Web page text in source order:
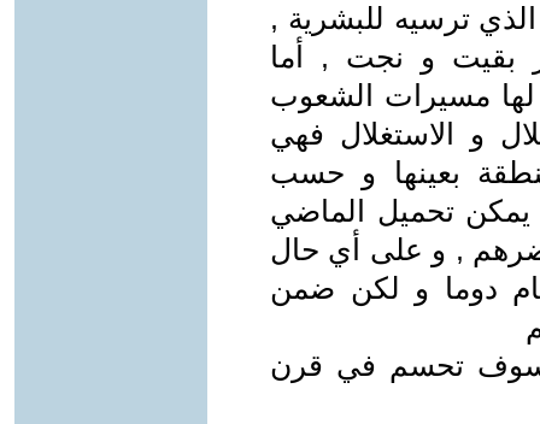
ترسيه للبشرية ,
بقيت و نجت , أما
لها مسيرات الشعوب
و الاستغلال فهي
بعينها و حسب
يمكن تحميل الماضي
, و على أي حال
دوما و لكن ضمن
سوف تحسم في قرن